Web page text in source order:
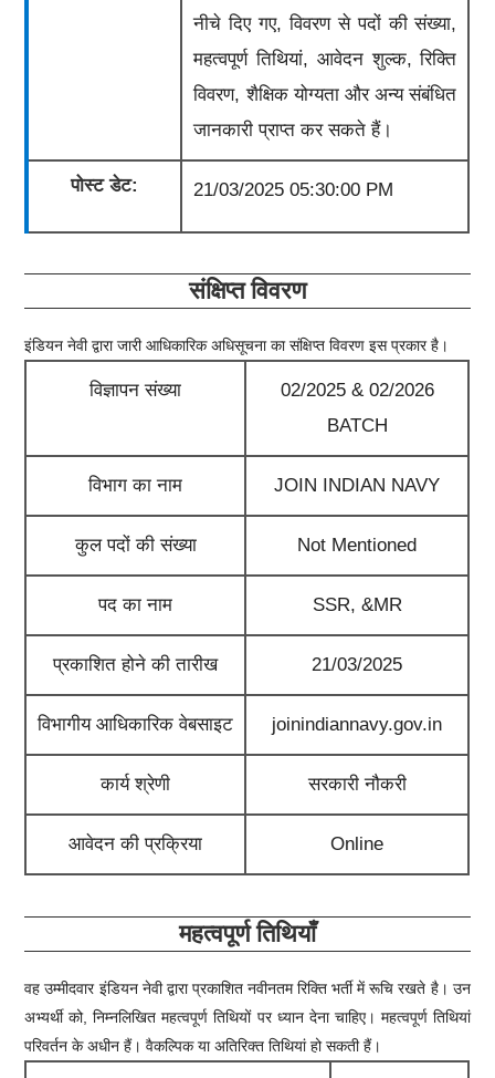
नीचे दिए गए, विवरण से पदों की संख्या,
महत्वपूर्ण तिथियां, आवेदन शुल्क, रिक्ति
विवरण, शैक्षिक योग्यता और अन्य संबंधित
जानकारी प्राप्त कर सकते हैं।
पोस्ट डेट: 21/03/2025 05:30:00 PM
संक्षिप्त विवरण
इंडियन नेवीद्वारा जारी आधिकारिक अधिसूचना का संक्षिप्त विवरण इस प्रकार है।
विज्ञापन संख्या
02/2025 & 02/2026
BATCH
विभाग का नाम JOIN INDIAN NAVY
कुल पदों की संख्या Not Mentioned
पद का नाम SSR, &MR
प्रकाशित होने की तारीख 21/03/2025
विभागीय आधिकारिक वेबसाइट joinindiannavy.gov.in
कार्य श्रेणी सरकारी नौकरी
आवेदन की प्रक्रिया Online
महत्वपूर्ण तिथियाँ
वह उम्मीदवार इंडियन नेवीद्वारा प्रकाशित नवीनतम रिक्ति भर्ती में रूचि रखते है। उन
अभ्यर्थी को, निम्नलिखित महत्वपूर्ण तिथियों पर ध्यान देना चाहिए। महत्वपूर्ण तिथियां
परिवर्तन के अधीन हैं। वैकल्पिक या अतिरिक्त तिथियां हो सकती हैं।